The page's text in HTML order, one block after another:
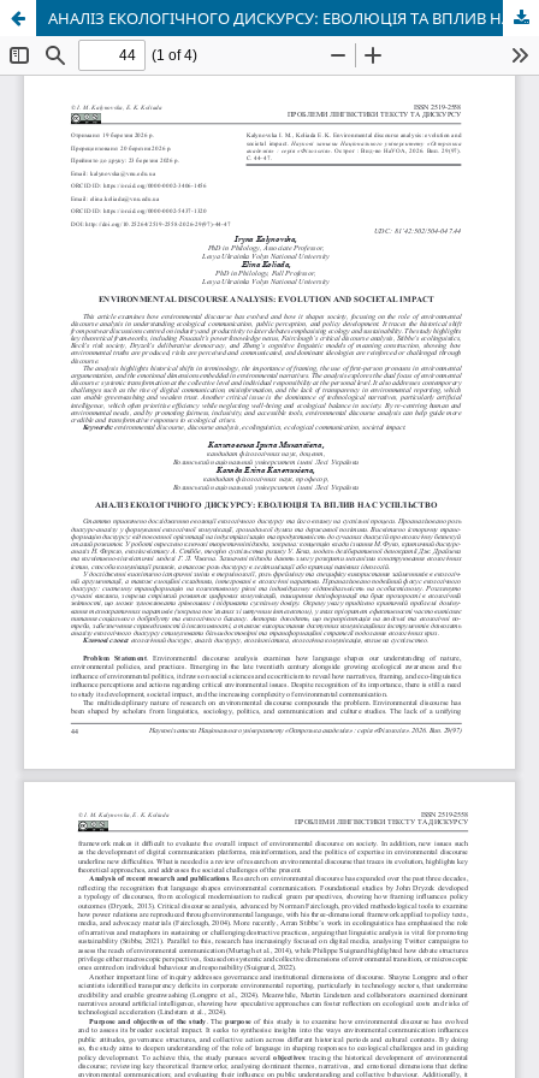
АНАЛІЗ ЕКОЛОГІЧНОГО ДИСКУРСУ: ЕВОЛЮЦІЯ ТА ВПЛИВ НА СУСПІЛЬСТВО